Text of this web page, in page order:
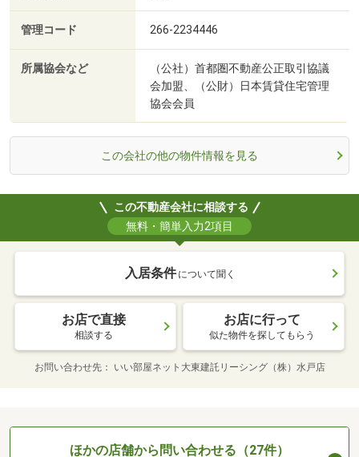
管理コード 266-2234446
所属協会など
（公社）首都圏不動産公正取引協議
会加盟、（公財）日本賃貸住宅管理
協会会員
この会社の他の物件情報を見る
この不動産会社に相談する
無料・簡単入力2項目
入居条件 について聞く
お店で直接
相談する
お店に行って
似た物件を探してもらう
お問い合わせ先 いい部屋ネット大東建託リーシング（株）水戸店
ほかの店舗から問い合わせる（27件）